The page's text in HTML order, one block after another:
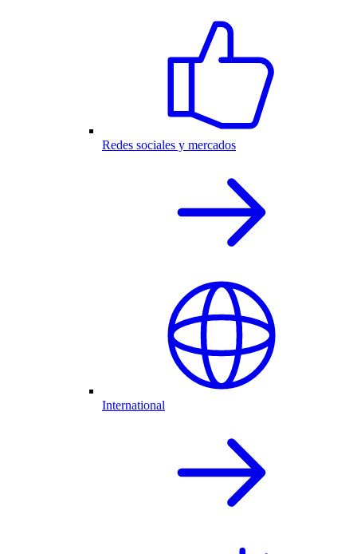
Redes sociales y mercados
International